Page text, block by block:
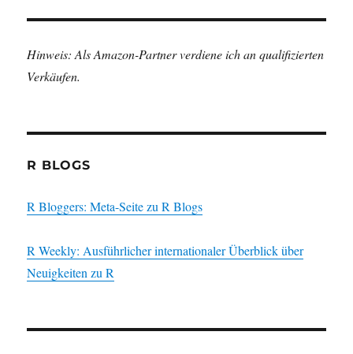
Hinweis: Als Amazon-Partner verdiene ich an qualifizierten
Verkäufen.
R BLOGS
R Bloggers: Meta-Seite zu R Blogs
R Weekly: Ausführlicher internationaler Überblick über
Neuigkeiten zu R